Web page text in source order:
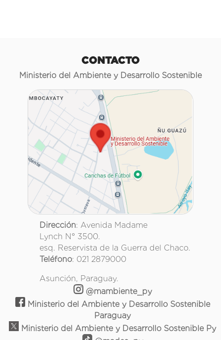
CONTACTO
Ministerio del Ambiente y Desarrollo Sostenible
Dirección: Avenida Madame
Lynch N° 3500.
esq. Reservista de la Guerra del Chaco.
Teléfono: 021 2879000
Asunción, Paraguay.
@mambiente_py
Ministerio del Ambiente y Desarrollo Sostenible
Paraguay
Ministerio del Ambiente y Desarrollo Sostenible Py